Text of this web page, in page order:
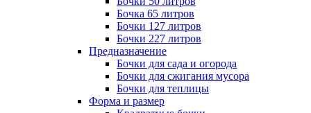
Бочка 65 литров
Бочки 127 литров
Бочки 227 литров
Предназначение
Бочки для сада и огорода
Бочки для сжигания мусора
Бочки для теплицы
Форма и размер